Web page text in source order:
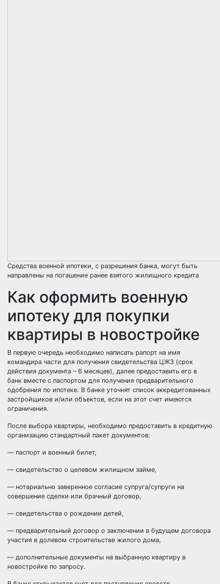
Средства военной ипотеки, с разрешения банка, могут быть
направлены на погашение ранее взятого жилищного кредита
Как оформить военную
ипотеку для покупки
квартиры в новостройке
В первую очередь необходимо написать рапорт на имя
командира части для получения свидетельства ЦЖЗ (срок
действия документа – 6 месяцев), далее предоставить его в
банк вместе с паспортом для получения предварительного
одобрения по ипотеке. В банке уточнят список аккредитованных
застройщиков и/или объектов, если на этот счет имеются
ограничения.
После выбора квартиры, необходимо предоставить в кредитную
организацию стандартный пакет документов:
— паспорт и военный билет,
— свидетельство о целевом жилищном займе,
— нотариально заверенное согласие супруга/супруги на
совершение сделки или брачный договор,
— свидетельства о рождении детей,
— предварительный договор о заключении в будущем договора
участия в долевом строительстве жилого дома,
— дополнительные документы на выбранную квартиру в
новостройке по запросу.